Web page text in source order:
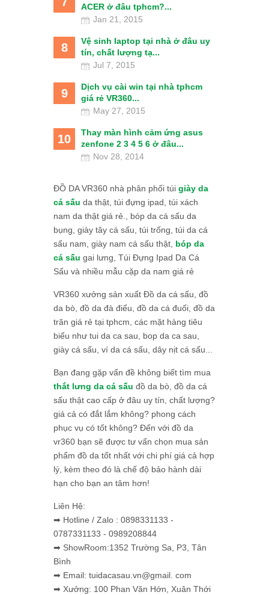
ACER ở đâu tphcm?...
Jan 21, 2015
8
Vệ sinh laptop tại nhà ở đâu uy
tín, chất lượng tạ...
Jul 7, 2015
9
Dịch vụ cài win tại nhà tphcm
giá rẻ VR360...
May 27, 2015
10
Thay màn hình cảm ứng asus
zenfone 2 3 4 5 6 ở đâu...
Nov 28, 2014
ĐỒ DA VR360 nhà phân phối túi giày da
cá sấu da thật, túi đựng ipad, túi xách
nam da thật giá rẻ., bóp da cá sấu da
bụng, giày tây cá sấu, túi trống, túi da cá
sấu nam, giày nam cá sấu thật, bóp da
cá sấu gai lưng, Túi Đựng Ipad Da Cá
Sấu và nhiều mẫu cặp da nam giá rẻ
VR360 xưởng sản xuất Đồ da cá sấu, đồ
da bò, đồ da đà điểu, đồ da cá đuối, đồ da
trăn giá rẻ tại tphcm, các mặt hàng tiêu
biểu như tui da ca sau, bop da ca sau,
giày cá sấu, ví da cá sấu, dây nịt cá sấu...
Bạn đang gặp vấn đề không biết tìm mua
thắt lưng da cá sấu đồ da bò, đồ da cá
sấu thật cao cấp ở đâu uy tín, chất lượng?
giá cả có đắt lắm không? phong cách
phục vụ có tốt không? Đến với đồ da
vr360 bạn sẽ được tư vấn chọn mua sản
phẩm đồ da tốt nhất với chi phí giá cả hợp
lý, kèm theo đó là chế độ bảo hành dài
hạn cho bạn an tâm hơn!
Liên Hệ:
➡ Hotline / Zalo : 0898331133 -
0787331133 - 0989208844
➡ ShowRoom:1352 Trường Sa, P3, Tân
Bình
➡ Email: tuidacasau.vn@gmail. com
➡ Xưởng: 100 Phan Văn Hớn, Xuân Thới